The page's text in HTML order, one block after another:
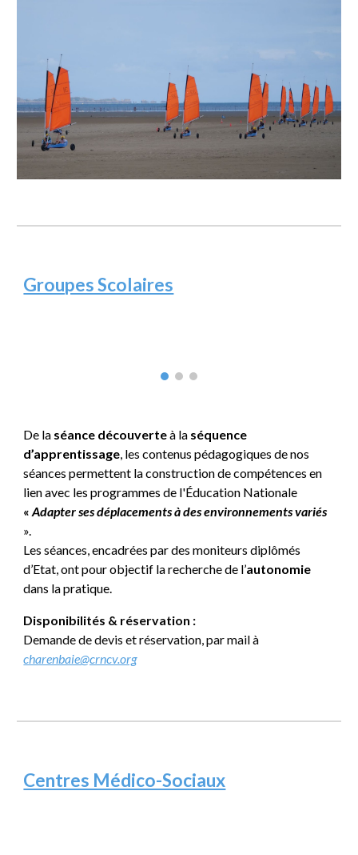
Groupes Scolaires
De la séance découverteà la séquence
d’apprentissage, les contenus pédagogiques de nos
séances permettent la construction de compétences en
lien avec les programmes de l'Éducation Nationale
«Adapter ses déplacements à des environnements variés
».
Les séances, encadrées par des moniteurs diplômés
d’Etat, ont pour objectif la recherche de l’autonomie
dans la pratique.
Disponibilités & réservation :
Demande de devis et réservation, parmail à
charenbaie@crncv.org
Centres Médico-Sociaux